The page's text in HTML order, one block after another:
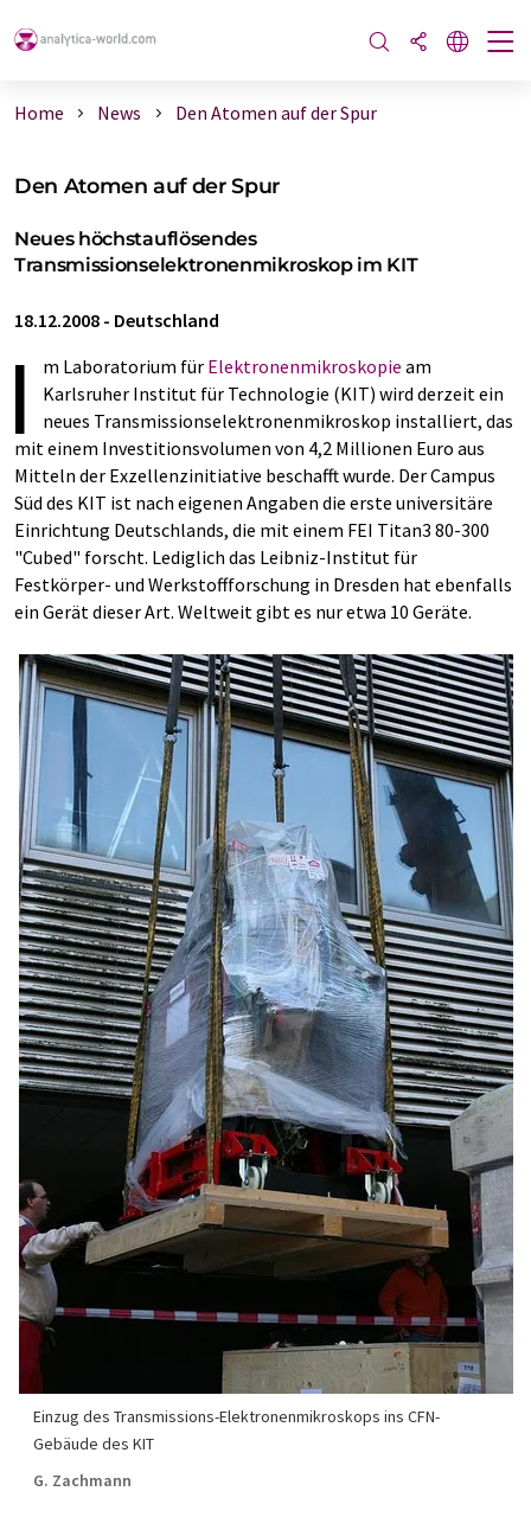
Home News Den Atomen auf der Spur
Den Atomen auf der Spur
Neues höchstauflösendes
Transmissionselektronenmikroskop im KIT
18.12.2008 - Deutschland
I m Laboratorium für Elektronenmikroskopie am
Karlsruher Institut für Technologie (KIT) wird derzeit ein
neues Transmissionselektronenmikroskop installiert, das
mit einem Investitionsvolumen von 4,2 Millionen Euro aus
Mitteln der Exzellenzinitiative beschafft wurde. Der Campus
Süd des KIT ist nach eigenen Angaben die erste universitäre
Einrichtung Deutschlands, die mit einem FEI Titan3 80-300
"Cubed" forscht. Lediglich das Leibniz-Institut für
Festkörper- und Werkstoffforschung in Dresden hat ebenfalls
ein Gerät dieser Art. Weltweit gibt es nur etwa 10 Geräte.
Einzug des Transmissions-Elektronenmikroskops ins CFN-
Gebäude des KIT
G. Zachmann